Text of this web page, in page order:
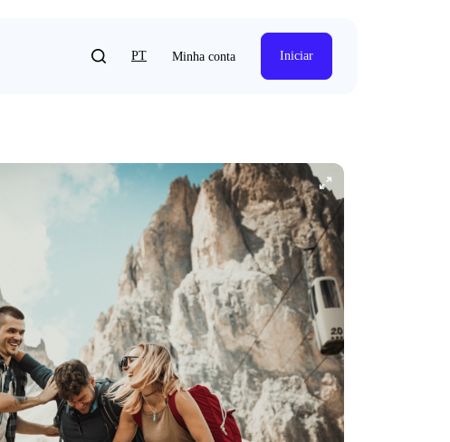
PT Minha conta Iniciar